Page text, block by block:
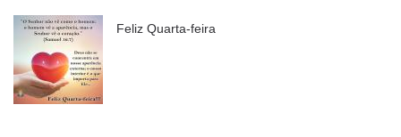
Feliz Quarta-feira